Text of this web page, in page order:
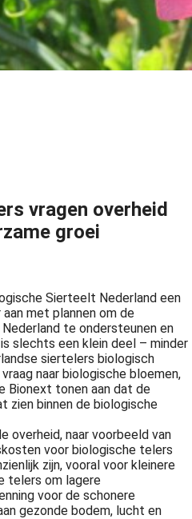
vragen overheid
groei
Sierteelt Nederland een
met plannen om de
te ondersteunen en
slechts een klein deel – minder
siertelers biologisch
naar biologische bloemen,
Bionext tonen aan dat de
binnen de biologische
overheid, naar voorbeeld van
voor biologische telers
zijn, vooral voor kleinere
telers om lagere
voor de schonere
gezonde bodem, lucht en